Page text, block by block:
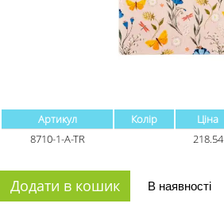
Артикул Колір Ціна
8710-1-A-TR
218.54
Додати в кошик В наявності